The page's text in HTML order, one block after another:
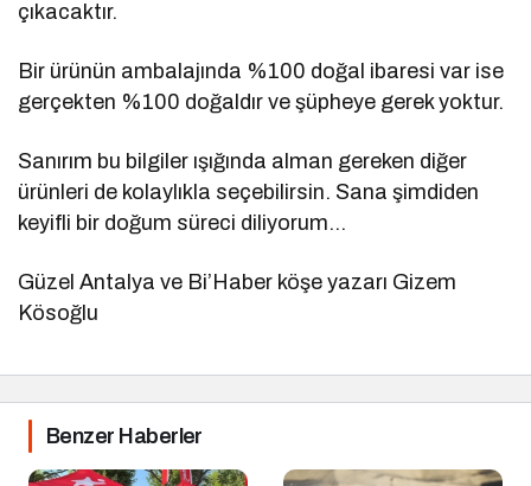
çıkacaktır.
Bir ürünün ambalajında %100 doğal ibaresi var ise
gerçekten %100 doğaldır ve şüpheye gerek yoktur.
Sanırım bu bilgiler ışığında alman gereken diğer
ürünleri de kolaylıkla seçebilirsin. Sana şimdiden
keyifli bir doğum süreci diliyorum…
Güzel Antalya ve Bi’Haber köşe yazarı Gizem
Kösoğlu
Benzer Haberler